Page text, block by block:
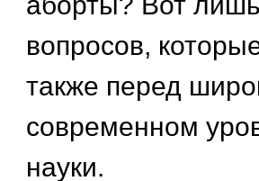
вопросов,
также перед
современном
науки.